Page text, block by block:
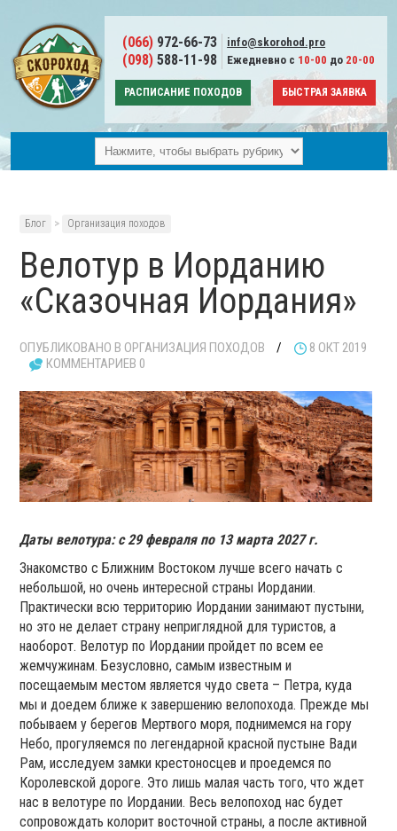
(066) 972-66-73
(098) 588-11-98
info@skorohod.pro
Ежедневно с 10-00 до 20-00
РАСПИСАНИЕ ПОХОДОВ БЫСТРАЯ ЗАЯВКА
Блог > Организация походов
Велотур в Иорданию
«Сказочная Иордания»
ОПУБЛИКОВАНО В ОРГАНИЗАЦИЯ ПОХОДОВ /
8 ОКТ 2019
КОММЕНТАРИЕВ 0
Даты велотура: с 29 февраля по 13 марта 2027 г.
Знакомство с Ближним Востоком лучше всего начать с
небольшой, но очень интересной страны Иордании.
Практически всю территорию Иордании занимают пустыни,
но это не делает страну неприглядной для туристов, а
наоборот. Велотур по Иордании пройдет по всем ее
жемчужинам. Безусловно, самым известным и
посещаемым местом является чудо света – Петра, куда
мы и доедем ближе к завершению велопохода. Прежде мы
побываем у берегов Мертвого моря, поднимемся на гору
Небо, прогуляемся по легендарной красной пустыне Вади
Рам, исследуем замки крестоносцев и проедемся по
Королевской дороге. Это лишь малая часть того, что ждет
нас в велотуре по Иордании. Весь велопоход нас будет
сопровождать колорит восточной страны, а после активной